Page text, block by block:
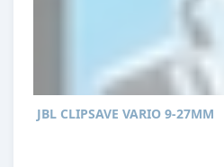
JBL CLIPSAVE VARIO 9-27MM